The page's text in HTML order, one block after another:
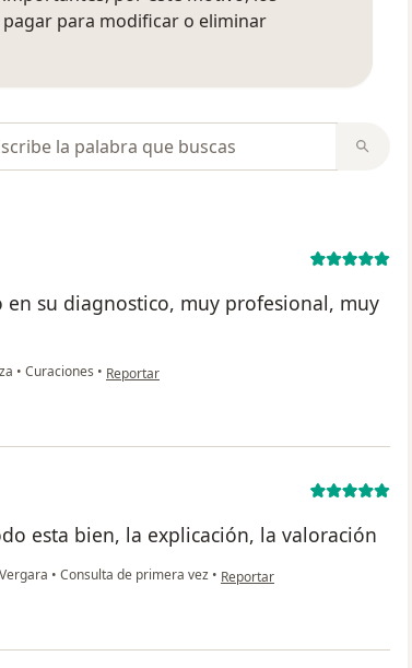
para modificar o eliminar
en opiniones
en su diagnostico, muy profesional, muy
• Curaciones • en opinión del usuario R.L.M
Reportar
esta bien, la explicación, la valoración
• Consulta de primera vez • en opinión del usuario A.R.
Reportar